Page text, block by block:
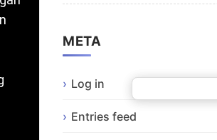
META
Log in
Entries feed